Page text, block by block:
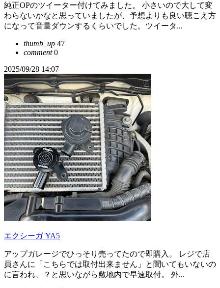
純正OPのツイーター付けてみました。 小さいので大して変
わらないかなと思っていましたが、予想よりも良い聴こえ方
になって音量ダウンするくらいでした。ツイータ...
thumb_up 47
comment0
2025/09/28 14:07
エクシーガ YA5
アップガレージでひっそり売ってたので即購入。 レジで店
員さんに「こちらでは取付出来ません」と聞いてもいないの
に言われ、？と思いながら敷地内で早速取付。 外...